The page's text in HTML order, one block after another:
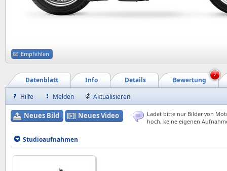
Empfehlen
Bewertung
Details
Info
Datenblatt
2
Hilfe Melden Aktualisieren
Neues Bild Neues Video
Ladet bitte nur Bilder von
hoch, keine eigenen
Studioaufnahmen